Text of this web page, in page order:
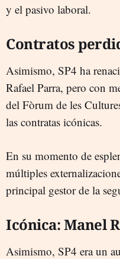
y el pasivo laboral.
Contratos
Asimismo, SP4 ha
Rafael Parra, pero con
del Fòrum de les
las contratas icónicas.
En su momento de
múltiples
principal gestor de la
Icónica: Manel
Asimismo, SP4 era un